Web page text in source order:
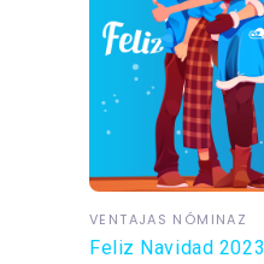
VENTAJAS NÓMINAZ
Feliz Navidad 2023